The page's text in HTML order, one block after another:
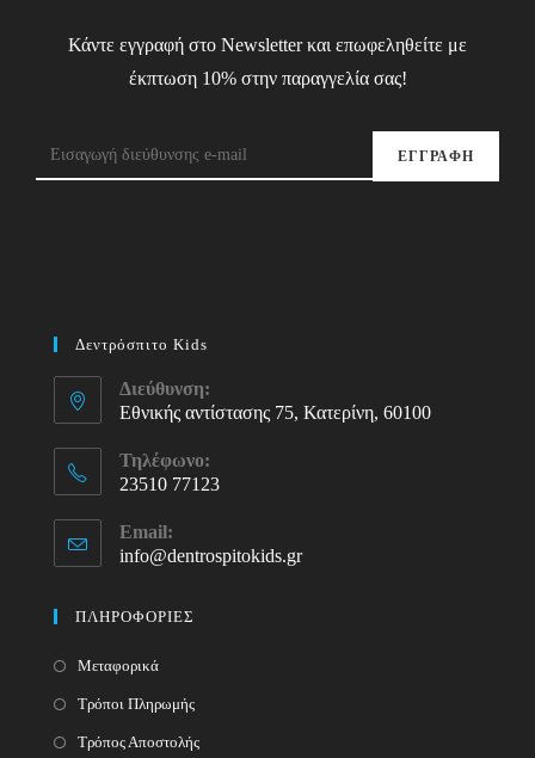
Κάντε εγγραφή στο Newsletter και επωφεληθείτε με
έκπτωση 10% στην παραγγελία σας!
ΕΓΓΡΑΦΗ
Δεντρόσπιτο Kids
Διεύθυνση:
Εθνικής αντίστασης 75, Κατερίνη, 60100
Τηλέφωνο:
23510 77123
in
Email:
info@dentrospitokids.grOpens
ΠΛΗΡΟΦΟΡΙΕΣ
Μεταφορικά
Τρόποι Πληρωμής
Τρόπος Αποστολής